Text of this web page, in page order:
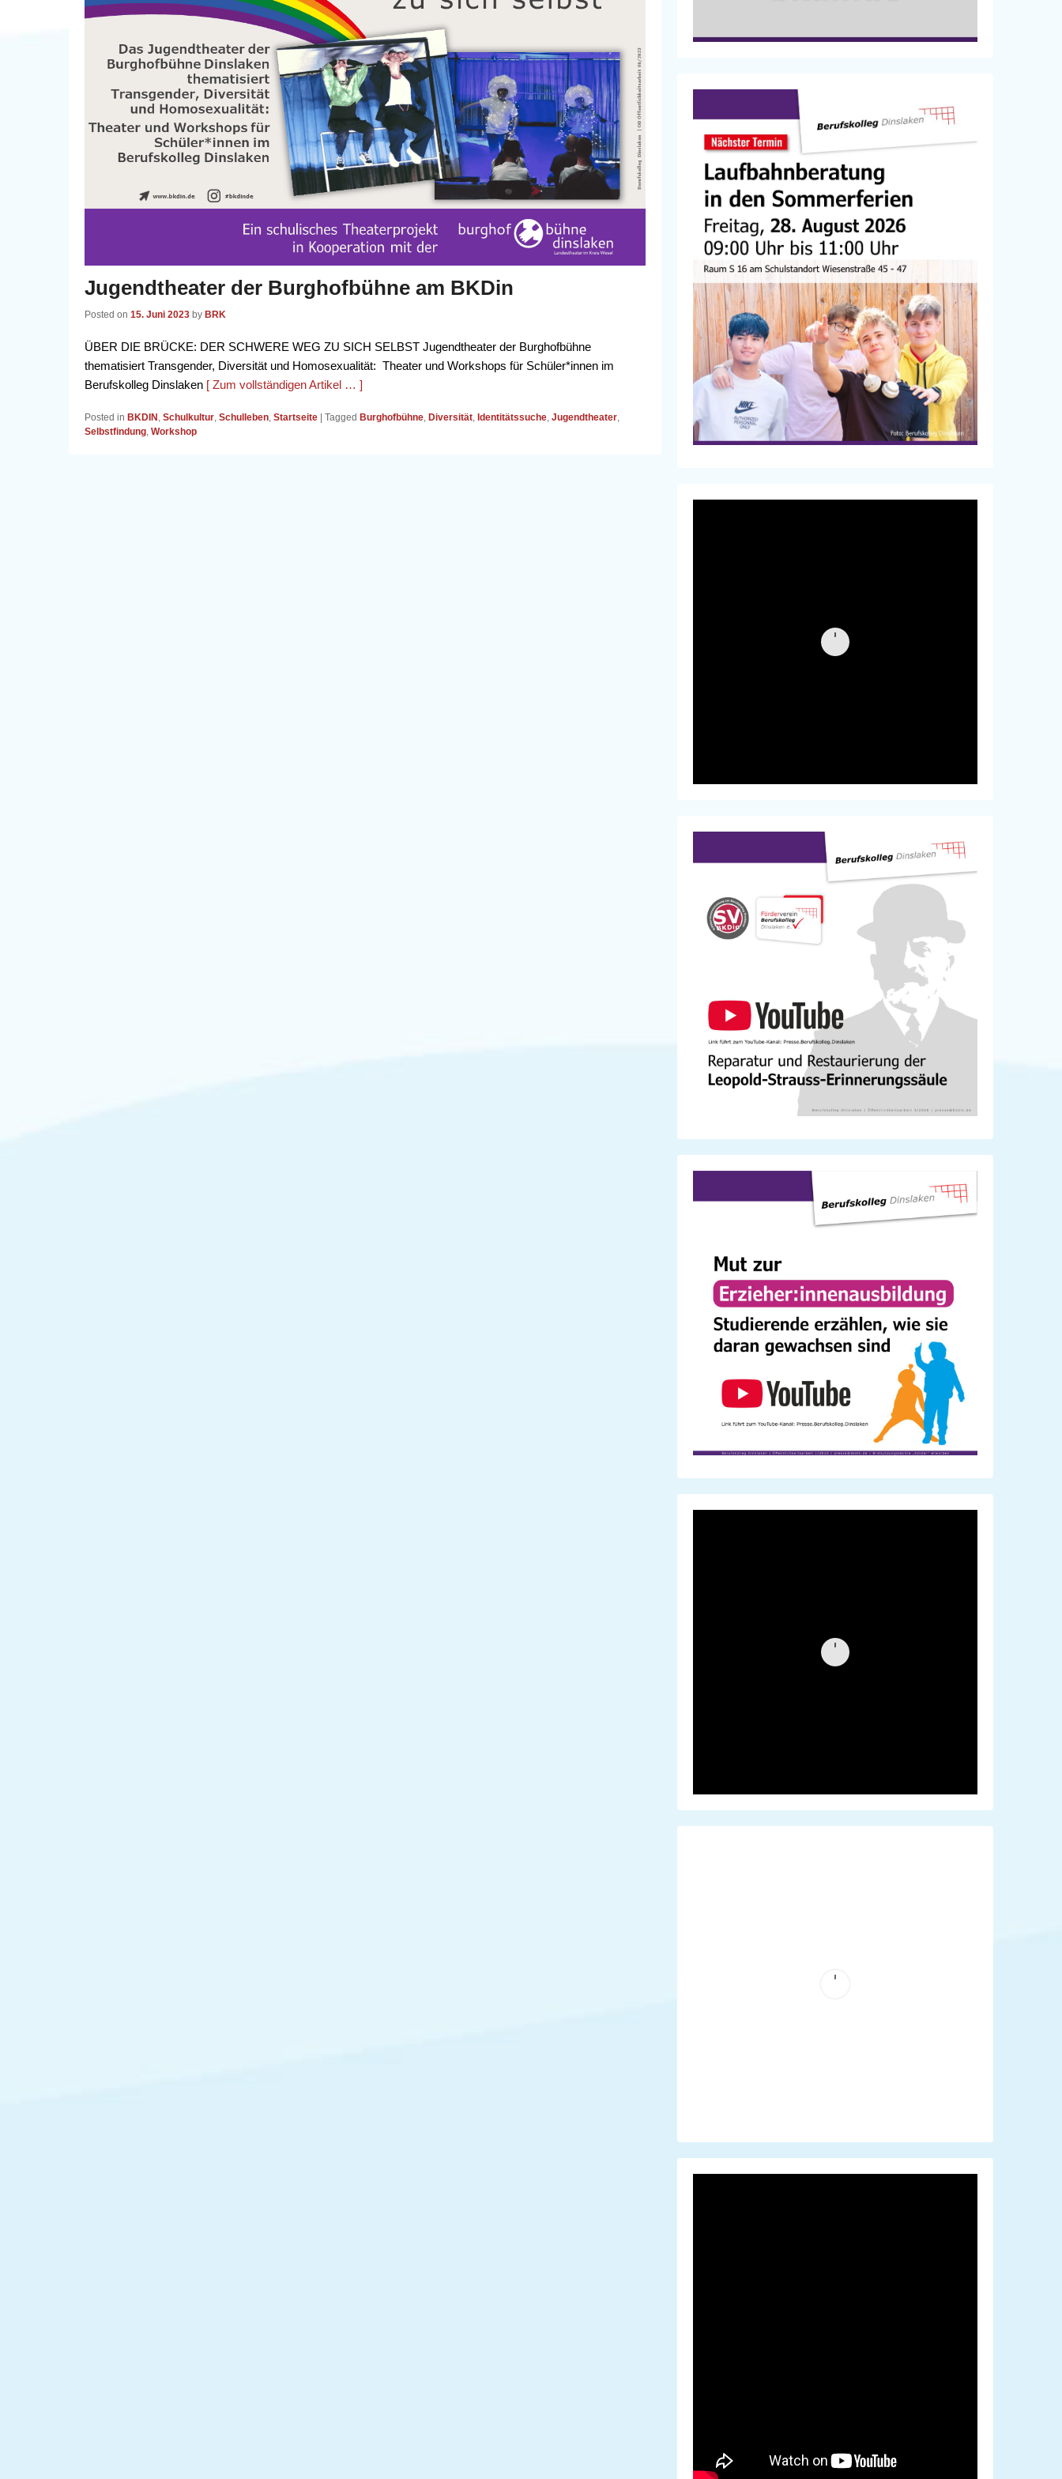
Jugendtheater der Burghofbühne am BKDin
Posted on 15. Juni 2023 by BRK
ÜBER DIE BRÜCKE: DER SCHWERE WEG ZU SICH SELBST Jugendtheater der Burghofbühne
thematisiert Transgender, Diversität und Homosexualität: Theater und Workshops für Schüler*innen im
Berufskolleg Dinslaken [ Zum vollständigen Artikel … ]
Posted in BKDIN , Schulkultur, Schulleben, Startseite Tagged Burghofbühne, Diversität, Identitätssuche, Jugendtheater,
Selbstfindung, Workshop